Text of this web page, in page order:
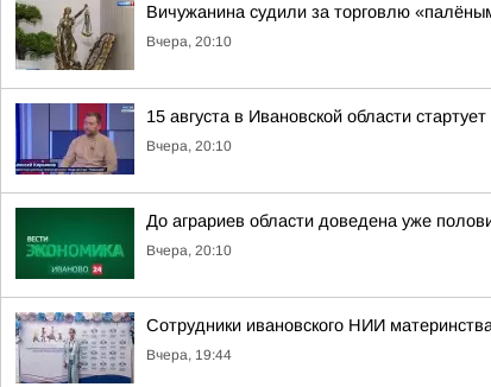
Вичужанина судили за торговлю
Вчера, 20:10
15 августа в Ивановской области
Вчера, 20:10
До аграриев области доведена уже
Вчера, 20:10
Сотрудники ивановского НИИ
Вчера, 19:44